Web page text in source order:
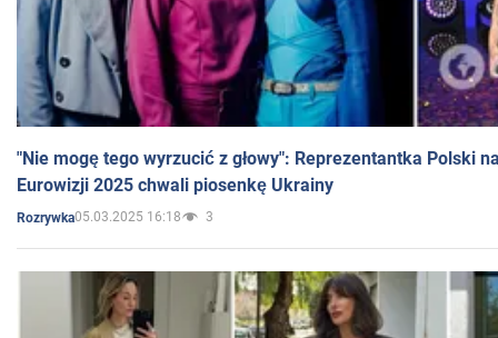
"Nie mogę tego wyrzucić z głowy": Reprezentantka Polski
Eurowizji 2025 chwali piosenkę Ukrainy
Rozrywka05.03.2025 16:18 3